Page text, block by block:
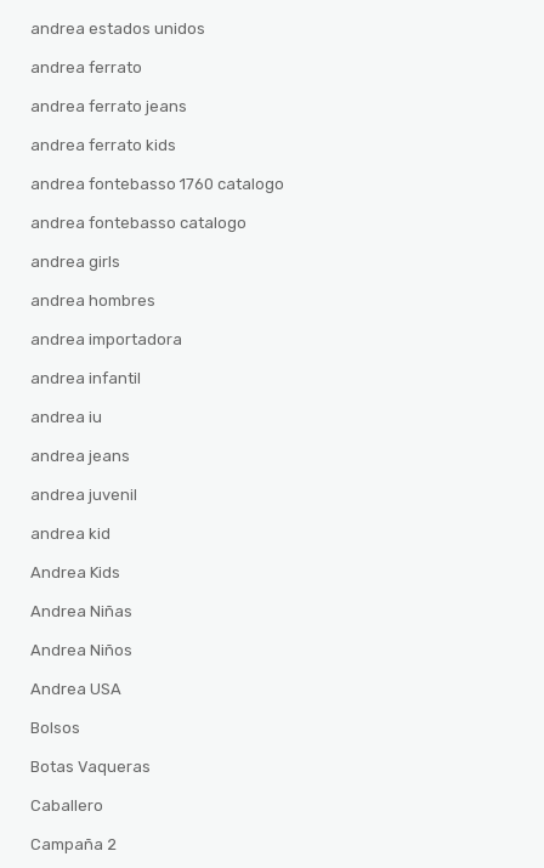
andrea estados unidos
andrea ferrato
andrea ferrato jeans
andrea ferrato kids
andrea fontebasso 1760 catalogo
andrea fontebasso catalogo
andrea girls
andrea hombres
andrea importadora
andrea infantil
andrea iu
andrea jeans
andrea juvenil
andrea kid
Andrea Kids
Andrea Niñas
Andrea Niños
Andrea USA
Bolsos
Botas Vaqueras
Caballero
Campaña 2